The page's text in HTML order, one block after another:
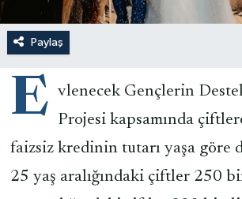
Paylaş
E vlenecek Gençlerin
Projesi kapsamında
faizsiz kredinin tutarı yaşa göre
25 yaş aralığındaki çiftler 250